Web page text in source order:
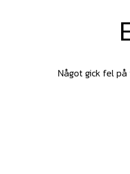
Något gick fel